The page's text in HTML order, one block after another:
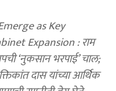
as Key
Expansion : राम
‘नुकसान भरपाई’ चाल;
दास यांच्या आर्थिक